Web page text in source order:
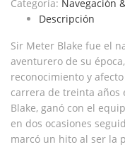
Categoría: Navegación
Descripción
Sir Meter Blake fue el
aventurero de su
reconocimiento y
carrera de treinta años
Blake, ganó con el
en dos ocasiones
marcó un hito al ser la